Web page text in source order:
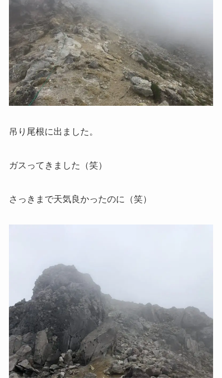
吊り尾根に出ました。
ガスってきました（笑）
さっきまで天気良かったのに（笑）